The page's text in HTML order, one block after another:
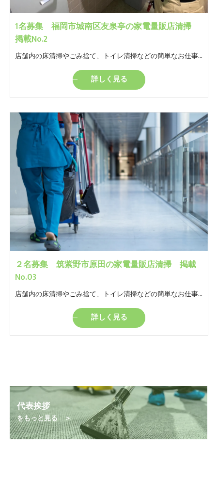
1名募集 福岡市城南区友泉亭の家電量販店清掃
掲載No.2
店舗内の床清掃やごみ捨て、トイレ清掃などの簡単なお仕事です。 モクモクと自分のペースでやっていただけるお仕事です。 ※女性トイレの清掃があります。
詳しく見る
２名募集 筑紫野市原田の家電量販店清掃 掲載
No.03
店舗内の床清掃やごみ捨て、トイレ清掃などの簡単なお仕事です。 モクモクと自分のペースでやっていただけるお仕事です。 ※女性トイレの清掃があります。
詳しく見る
代表挨拶
をもっと見る ＞